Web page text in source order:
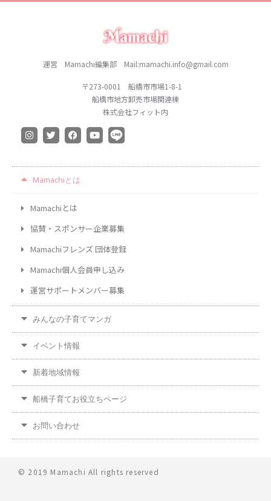
運営 Mamachi編集部 Mail:mamachi.info@gmail.com
〒273-0001 船橋市市場1-8-1
船橋市地方卸売市場関連棟
株式会社フィット内
Mamachiとは
Mamachiとは
協賛・スポンサー企業募集
Mamachiフレンズ 団体登録
Mamachi個人会員申し込み
運営サポートメンバー募集
みんなの子育てマンガ
イベント情報
新着地域情報
船橋子育てお役立ちページ
お問い合わせ
© 2019 Mamachi All rights reserved